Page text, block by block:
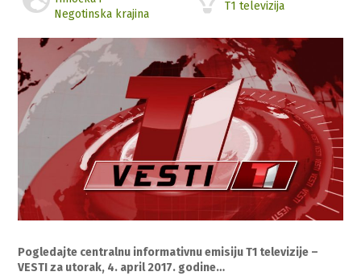
Negotinska krajina
T1 televizija
Pogledajte centralnu informativnu emisiju T1 televizije –
VESTI za utorak, 4. april 2017. godine…